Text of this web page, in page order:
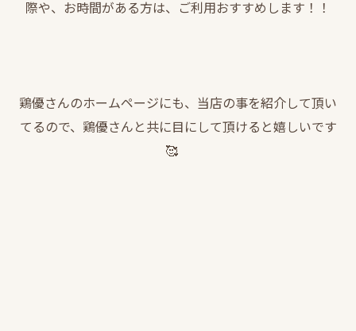
際や、お時間がある方は、ご利用おすすめします！！
鶏優さんのホームページにも、当店の事を紹介して頂い
てるので、鶏優さんと共に目にして頂けると嬉しいです
🥰